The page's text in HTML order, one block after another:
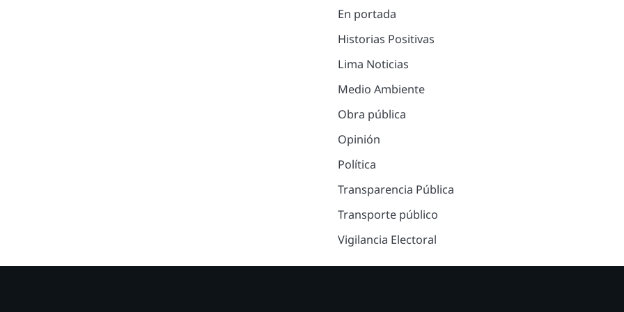
En portada
Historias Positivas
Lima Noticias
Medio Ambiente
Obra pública
Opinión
Política
Transparencia Pública
Transporte público
Vigilancia Electoral